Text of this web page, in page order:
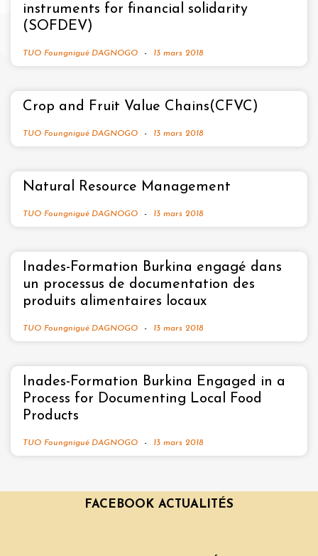
instruments for financial solidarity
(SOFDEV)
TUO Foungnigué DAGNOGO 13 mars 2018
Crop and Fruit Value Chains(CFVC)
TUO Foungnigué DAGNOGO 13 mars 2018
Natural Resource Management
TUO Foungnigué DAGNOGO 13 mars 2018
Inades-Formation Burkina engagé dans
un processus de documentation des
produits alimentaires locaux
TUO Foungnigué DAGNOGO 13 mars 2018
Inades-Formation Burkina Engaged in a
Process for Documenting Local Food
Products
TUO Foungnigué DAGNOGO 13 mars 2018
FACEBOOK ACTUALITÉS